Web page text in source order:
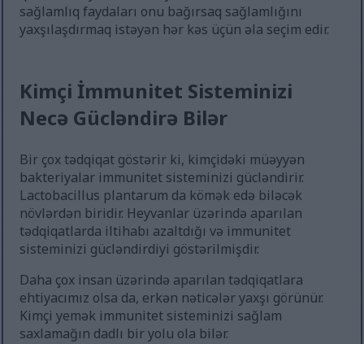
sağlamlıq faydaları onu bağırsaq sağlamlığını
yaxşılaşdırmaq istəyən hər kəs üçün əla seçim edir.
Kimçi İmmunitet Sisteminizi
Necə Gücləndirə Bilər
Bir çox tədqiqat göstərir ki, kimçidəki müəyyən
bakteriyalar immunitet sisteminizi gücləndirir.
Lactobacillus plantarum da kömək edə biləcək
növlərdən biridir. Heyvanlar üzərində aparılan
tədqiqatlarda iltihabı azaltdığı və immunitet
sisteminizi gücləndirdiyi göstərilmişdir.
Daha çox insan üzərində aparılan tədqiqatlara
ehtiyacımız olsa da, erkən nəticələr yaxşı görünür.
Kimçi yemək immunitet sisteminizi sağlam
saxlamağın dadlı bir yolu ola bilər.